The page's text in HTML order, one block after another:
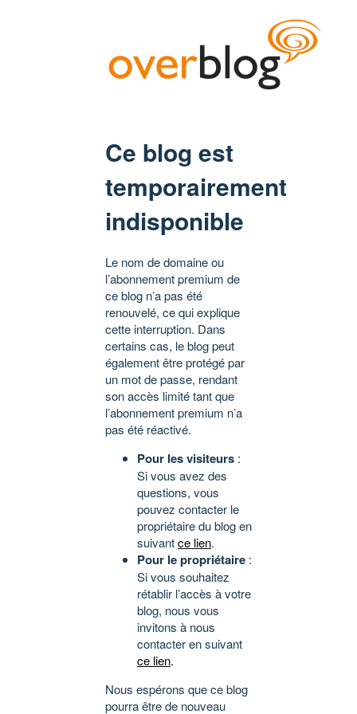
Ce blog est
temporairement
indisponible
Le nom de domaine ou
l’abonnement premium de
ce blog n’a pas été
renouvelé, ce qui explique
cette interruption. Dans
certains cas, le blog peut
également être protégé par
un mot de passe, rendant
son accès limité tant que
l’abonnement premium n’a
pas été réactivé.
Pour les visiteurs :
Si vous avez des
questions, vous
pouvez contacter le
propriétaire du blog en
suivantce lien.
Pour le propriétaire :
Si vous souhaitez
rétablir l’accès à votre
blog, nous vous
invitons à nous
contacter en suivant
ce lien.
Nous espérons que ce blog
pourra être de nouveau